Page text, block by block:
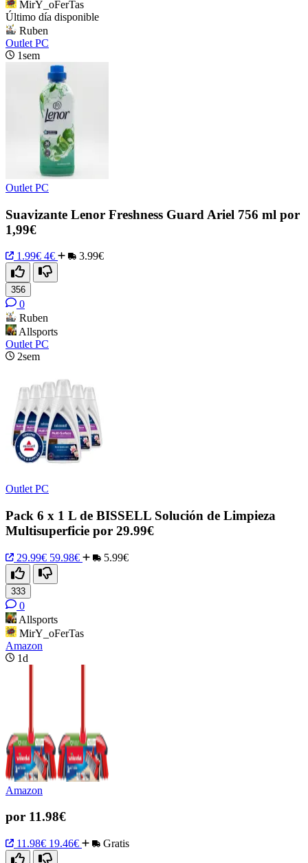
MirY_oFerTas
Último día disponible
Ruben
Outlet PC
1sem
Outlet PC
Suavizante Lenor Freshness Guard Ariel 756 ml por
1,99€
1.99€ 4€ 3.99€
356
0
Ruben
Allsports
Outlet PC
2sem
Outlet PC
Pack 6 x 1 L de BISSELL Solución de Limpieza
Multisuperficie por 29.99€
29.99€ 59.98€ 5.99€
333
0
Allsports
MirY_oFerTas
Amazon
1d
Amazon
por 11.98€
11.98€ 19.46€ Gratis